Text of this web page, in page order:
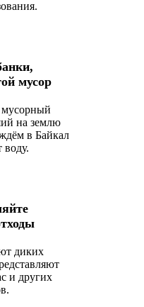
мусор
мусорный
на землю
в Байкал
воду.
диких
и других